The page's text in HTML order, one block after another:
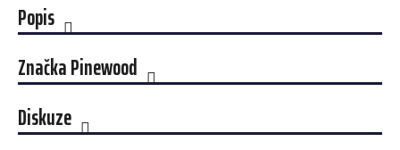
Popis
ZnačkaPinewood
Diskuze